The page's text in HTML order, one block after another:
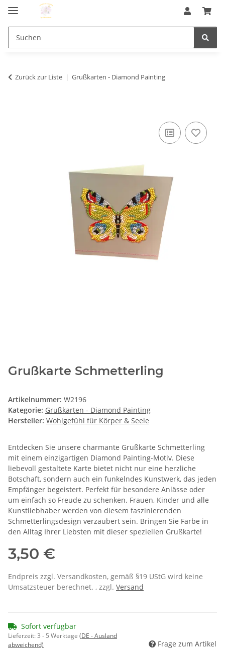
Zurück zur Liste Grußkarten - Diamond Painting
Grußkarte Schmetterling
Artikelnummer: W2196
Kategorie: Grußkarten - Diamond Painting
Hersteller: Wohlgefühl für Körper & Seele
Entdecken Sie unsere charmante Grußkarte Schmetterling
mit einem einzigartigen Diamond Painting-Motiv. Diese
liebevoll gestaltete Karte bietet nicht nur eine herzliche
Botschaft, sondern auch ein funkelndes Kunstwerk, das jeden
Empfänger begeistert. Perfekt für besondere Anlässe oder
um einfach so Freude zu schenken. Frauen, Kinder und alle
Kunstliebhaber werden von diesem faszinierenden
Schmetterlingsdesign verzaubert sein. Bringen Sie Farbe in
den Alltag Ihrer Liebsten mit dieser speziellen Grußkarte!
3,50 €
Endpreis zzgl. Versandkosten, gemäß §19 UStG wird keine
Umsatzsteuer berechnet. , zzgl. Versand
Sofort verfügbar
Lieferzeit:3 - 5 Werktage (DE - Ausland
abweichend)
Frage zum Artikel